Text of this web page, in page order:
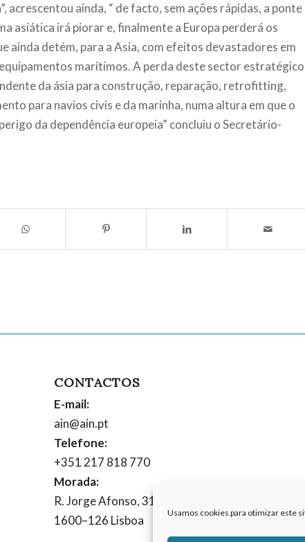
Usamos cookies para otimizar este
acrescentou ainda, “ de facto, sem ações rápidas, a ponte
asiática irá piorar e, finalmente a Europa perderá os
ainda detém, para a Asia, com efeitos devastadores em
marítimos. A perda deste sector estratégico
da ásia para construção, reparação, retrofitting,
para navios civis e da marinha, numa altura em que o
da dependência europeia” concluiu o Secretário-
CONTACTOS
E-mail:
ain@ain.pt
Telefone:
+351 217 818 770
Morada:
R. Jorge Afonso, 31, 6º
1600–126 Lisboa